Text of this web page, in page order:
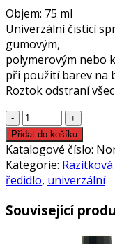
Objem: 75 ml
Univerzální čisticí
gumovým,
polymerovým nebo
při použití barev na
Roztok odstraní
Noris
ředidlo
-
čistič
univerzální
RX
Přidat do košíku
Katalogové číslo:
Kategorie:
ředidlo, univerzální
Související